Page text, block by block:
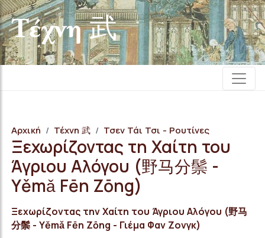
Τέχνη 武
Αρχική Τέχνη 武 Τσεν Τάι Τσι - Ρουτίνες
Ξεχωρίζοντας τη Χαίτη του
Άγριου Αλόγου (野马分鬃 -
Υěmǎ Fēn Zōng)
Ξεχωρίζοντας την Χαίτη του Άγριου Αλόγου (野马
分鬃 - Υěmǎ Fēn Zōng - Γιέμα Φαν Ζονγκ)